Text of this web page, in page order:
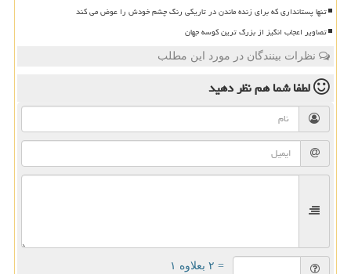
تنها پستانداری که برای زنده ماندن در تاریکی رنگ چشم خودش را عوض می کند
تصاویر اعجاب انگیز از بزرگ ترین کوسه جهان
نظرات بینندگان در مورد این مطلب
لطفا شما همنظر دهید
= ۲ بعلاوه ۱